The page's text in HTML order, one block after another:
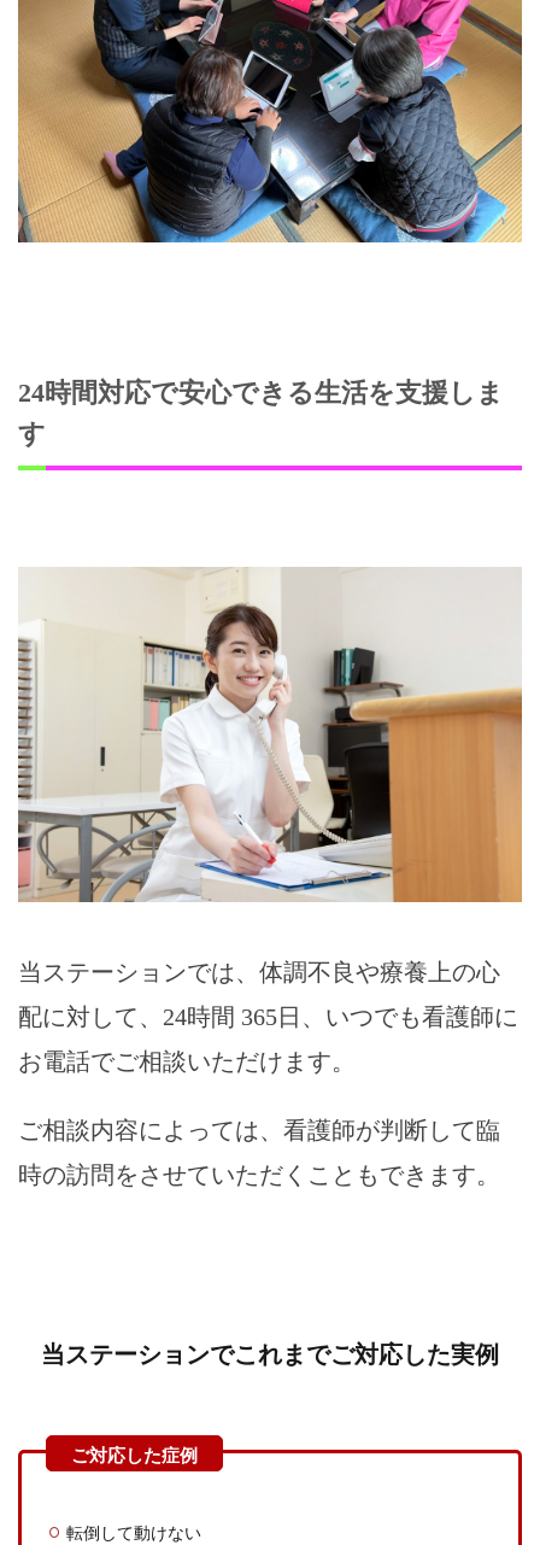
24時間対応で安心できる生活を支援しま
す
当ステーションでは、体調不良や療養上の心
配に対して、24時間 365日、いつでも看護師に
お電話でご相談いただけます。
ご相談内容によっては、看護師が判断して臨
時の訪問をさせていただくこともできます。
当ステーションでこれまでご対応した実例
転倒して動けない